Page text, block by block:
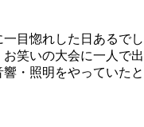
目惚れした日あるでし
笑いの大会に一人で出
・照明をやっていたと